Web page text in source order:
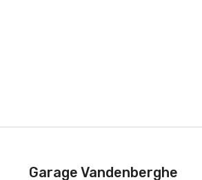
Garage Vandenberghe